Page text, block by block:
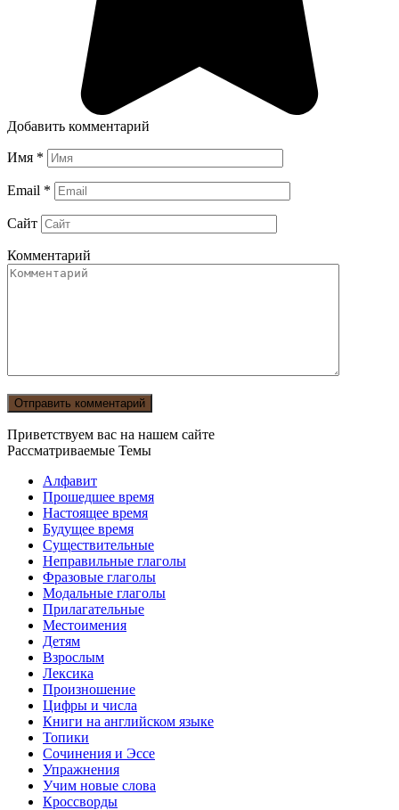
Добавить комментарий
Имя *
Email *
Сайт
Комментарий
Приветствуем вас на нашем сайте
Рассматриваемые Темы
Алфавит
Прошедшее время
Настоящее время
Будущее время
Существительные
Неправильные глаголы
Фразовые глаголы
Модальные глаголы
Прилагательные
Местоимения
Детям
Взрослым
Лексика
Произношение
Цифры и числа
Книги на английском языке
Топики
Сочинения и Эссе
Упражнения
Учим новые слова
Кроссворды